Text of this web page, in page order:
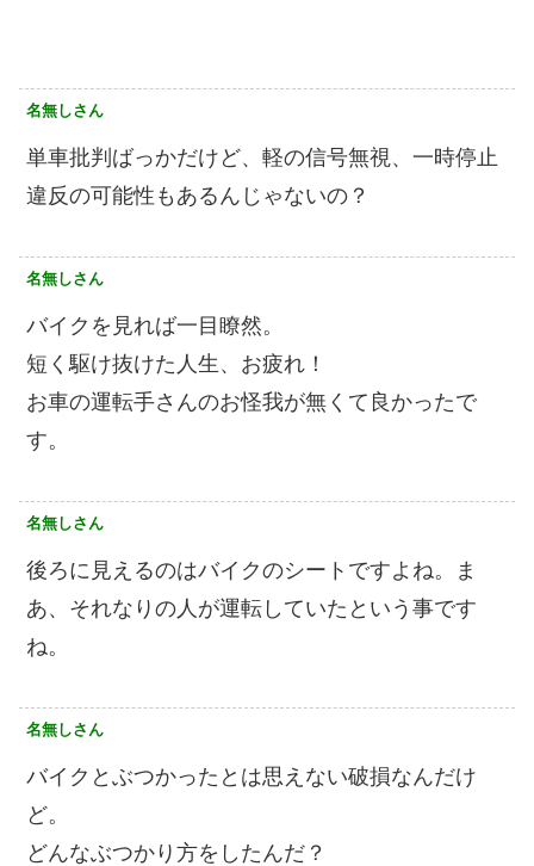
名無しさん
単車批判ばっかだけど、軽の信号無視、一時停止
違反の可能性もあるんじゃないの？
名無しさん
バイクを見れば一目瞭然。
短く駆け抜けた人生、お疲れ！
お車の運転手さんのお怪我が無くて良かったで
す。
名無しさん
後ろに見えるのはバイクのシートですよね。ま
あ、それなりの人が運転していたという事です
ね。
名無しさん
バイクとぶつかったとは思えない破損なんだけ
ど。
どんなぶつかり方をしたんだ？